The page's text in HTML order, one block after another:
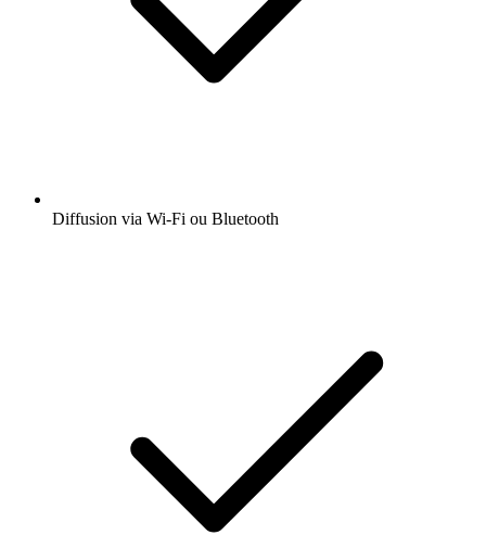
Diffusion via Wi-Fi ou Bluetooth